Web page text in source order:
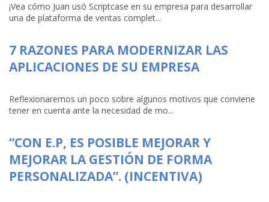
¡Vea cómo Juan usó Scriptcase en su empresa para desarrollar
una de plataforma de ventas complet...
7 RAZONES PARA MODERNIZAR LAS
APLICACIONES DE SU EMPRESA
Reflexionaremos un poco sobre algunos motivos que conviene
tener en cuenta ante la necesidad de mo...
“CON E.P, ES POSIBLE MEJORAR Y
MEJORAR LA GESTIÓN DE FORMA
PERSONALIZADA”. (INCENTIVA)